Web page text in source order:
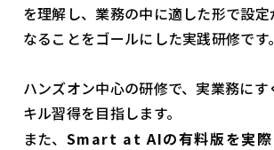
を理解し、業務の中に適した形で設
なることをゴールにした実践研修です。
ハンズオン中心の研修で、実業務に
キル習得を目指します。
また、 Smart at AIの有料版を実際